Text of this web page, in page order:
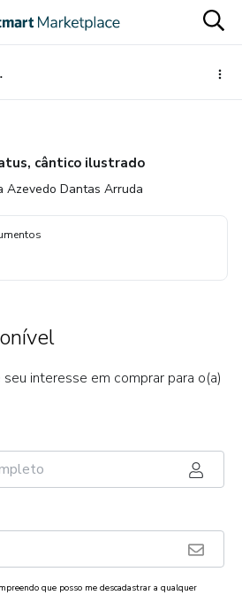
cântico ilustrado
Azevedo Dantas Arruda
interesse em comprar para o(a)
que posso me descadastrar a qualquer